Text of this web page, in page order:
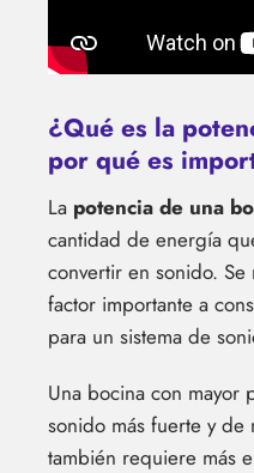
¿Qué es la
por qué es
La potencia de una
cantidad de energía
convertir en sonido. Se
factor importante a
para un sistema de
Una bocina con
sonido más fuerte y
también requiere más